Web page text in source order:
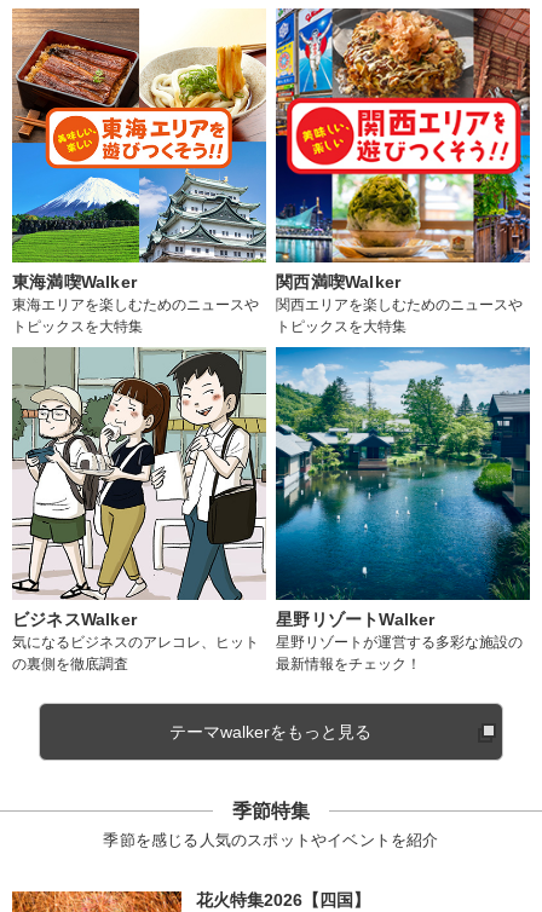
東海満喫Walker
東海エリアを楽しむためのニュースや
トピックスを大特集
関西満喫Walker
関西エリアを楽しむためのニュースや
トピックスを大特集
ビジネスWalker
気になるビジネスのアレコレ、ヒット
の裏側を徹底調査
星野リゾートWalker
星野リゾートが運営する多彩な施設の
最新情報をチェック！
テーマwalkerをもっと見る
季節特集
季節を感じる人気のスポットやイベントを紹介
花火特集2026【四国】